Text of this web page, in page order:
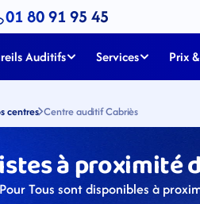
01 80 91 95 45
Auditifs Services Prix
centres Centre auditif Cabriès
à proximité
Tous sont disponibles à